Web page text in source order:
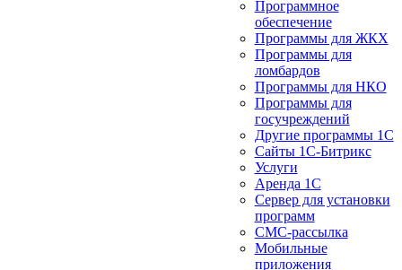
Программное
обеспечение
Программы для ЖКХ
Программы для
ломбардов
Программы для НКО
Программы для
госучреждений
Другие программы 1С
Сайты 1С-Битрикс
Услуги
Аренда 1С
Сервер для установки
программ
СМС-рассылка
Мобильные
приложения